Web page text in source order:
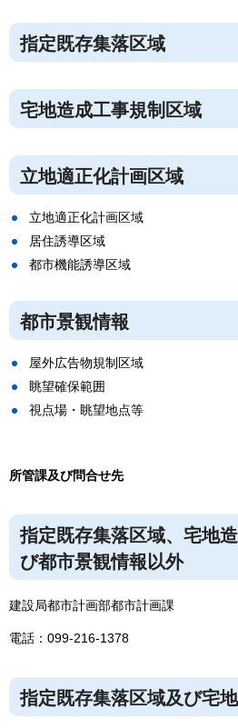
指定既存集落区域
宅地造成工事規制区域
立地適正化計画区域
立地適正化計画区域
居住誘導区域
都市機能誘導区域
都市景観情報
屋外広告物規制区域
眺望確保範囲
視点場・眺望地点等
所管課及び問合せ先
指定既存集落区域、宅地
び都市景観情報以外
建設局都市計画部都市計画課
電話：099-216-1378
指定既存集落区域及び宅